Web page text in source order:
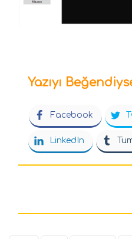
Yazıyı
Facebook
LinkedIn